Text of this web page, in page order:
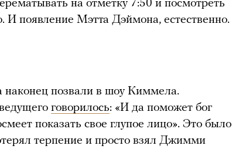
на отметку 7:50 и посмотреть
И появление Мэтта Дэймона, естественно.
позвали в шоу Киммела.
говорилось: «И да поможет бог
показать свое глупое лицо». Это было
терпение и просто взял Джимми